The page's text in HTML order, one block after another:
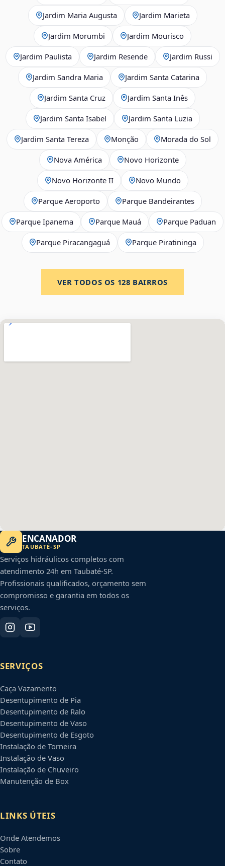
Jardim Maria Augusta Jardim Marieta
Jardim Morumbi Jardim Mourisco
Jardim Paulista Jardim Resende Jardim Russi
Jardim Sandra Maria Jardim Santa Catarina
Jardim Santa Cruz Jardim Santa Inês
Jardim Santa Isabel Jardim Santa Luzia
Jardim Santa Tereza Monção Morada do Sol
Nova América Novo Horizonte
Novo Horizonte II Novo Mundo
Parque Aeroporto Parque Bandeirantes
Parque Ipanema Parque Mauá Parque Paduan
Parque Piracangaguá Parque Piratininga
VER TODOS OS 128 BAIRROS
ENCANADOR
TAUBATÉ-SP
Serviços hidráulicos completos com
atendimento 24h em Taubaté-SP.
Profissionais qualificados, orçamento sem
compromisso e garantia em todos os
serviços.
SERVIÇOS
Caça Vazamento
Desentupimento de Pia
Desentupimento de Ralo
Desentupimento de Vaso
Desentupimento de Esgoto
Instalação de Torneira
Instalação de Vaso
Instalação de Chuveiro
Manutenção de Box
LINKS ÚTEIS
Onde Atendemos
Sobre
Contato